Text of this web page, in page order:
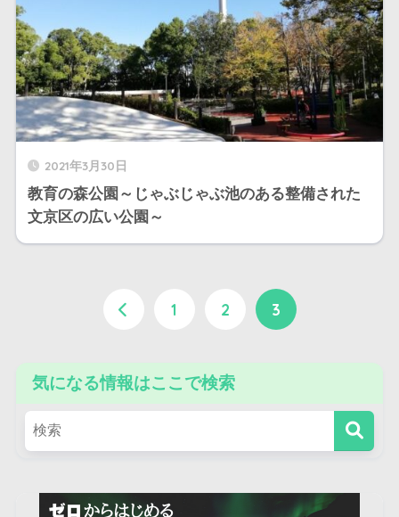
2021年3月30日
教育の森公園～じゃぶじゃぶ池のある整備された
文京区の広い公園～
1 2 3
気になる情報はここで検索